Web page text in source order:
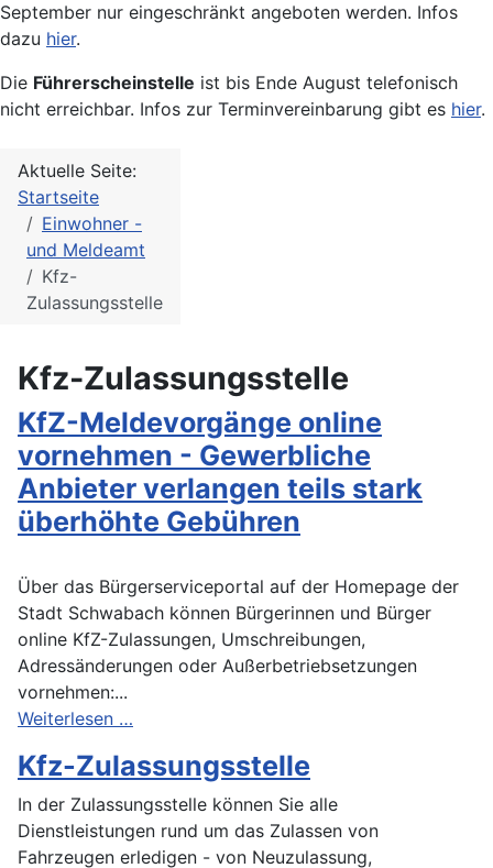
September nur eingeschränkt angeboten werden. Infos
dazu hier.
Die Führerscheinstelle ist bis Ende August telefonisch
nicht erreichbar. Infos zur Terminvereinbarung gibt es hier.
Aktuelle Seite:
Startseite
Einwohner -
und Meldeamt
Kfz-
Zulassungsstelle
Kfz-Zulassungsstelle
KfZ-Meldevorgänge online
vornehmen - Gewerbliche
Anbieter verlangen teils stark
überhöhte Gebühren
Über das Bürgerserviceportal auf der Homepage der
Stadt Schwabach können Bürgerinnen und Bürger
online KfZ-Zulassungen, Umschreibungen,
Adressänderungen oder Außerbetriebsetzungen
vornehmen:...
Weiterlesen …
Kfz-Zulassungsstelle
In der Zulassungsstelle können Sie alle
Dienstleistungen rund um das Zulassen von
Fahrzeugen erledigen - von Neuzulassung,